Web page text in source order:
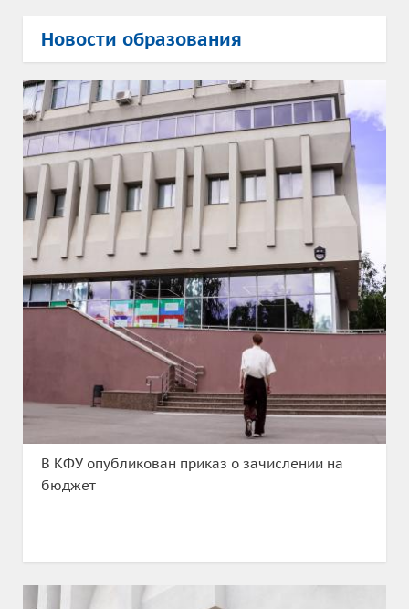
Новости образования
В КФУ опубликован приказ о зачислении на
бюджет